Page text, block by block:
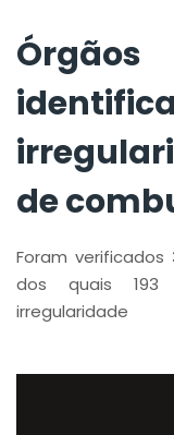
de
Foram
dos quais 193
irregularidade